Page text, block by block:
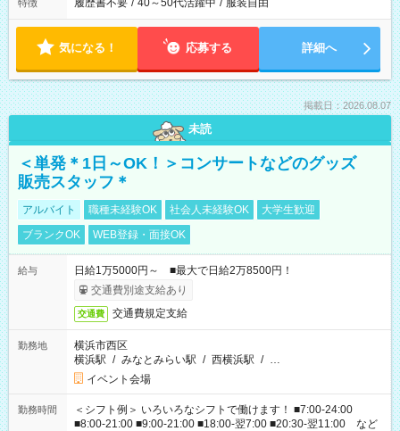
特徴 履歴書不要 / 40～50代活躍中 / 服装自由
気になる！ 応募する 詳細へ
掲載日：2026.08.07
未読
＜単発＊1日～OK！＞コンサートなどのグッズ
販売スタッフ＊
アルバイト 職種未経験OK 社会人未経験OK
大学生歓迎
ブランクOK
WEB登録・面接OK
給与
日給1万5000円～ ■最大で日給2万8500円！
交通費別途支給あり
交通費 交通費規定支給
勤務地
横浜市西区
横浜駅 / みなとみらい駅 / 西横浜駅 / …
イベント会場
勤務時間
＜シフト例＞ いろいろなシフトで働けます！ ■7:00-24:00
■8:00-21:00 ■9:00-21:00 ■18:00-翌7:00 ■20:30-翌11:00 など